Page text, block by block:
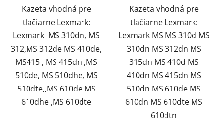
Kazeta vhodná pre
tlačiarne Lexmark:
Lexmark MS 310dn, MS
312,MS 312de MS 410de,
MS415 , MS 415dn ,MS
510de, MS 510dhe, MS
510dte,,MS 610de MS
610dhe ,MS 610dte
Kazeta vhodná pre
tlačiarne Lexmark:
Lexmark MS MS 310d MS
310dn MS 312dn MS
315dn MS 410d MS
410dn MS 415dn MS
510dn MS 610de MS
610dn MS 610dte MS
610dtn